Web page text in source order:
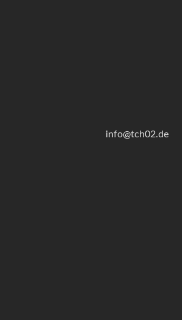
info@tch02.de